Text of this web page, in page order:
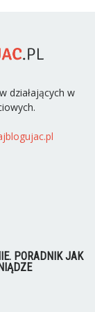
działających w
PORADNIK JAK